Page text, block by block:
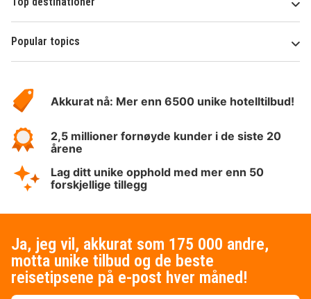
Popular topics
Hotelspecials
Akkurat nå: Mer enn 6500 unike hotelltilbud!
2,5 millioner fornøyde kunder i de siste 20
årene
Lag ditt unike opphold med mer enn 50
forskjellige tillegg
Ja, jeg vil, akkurat som 175 000 andre,
motta unike tilbud og de beste
reisetipsene på e-post hver måned!